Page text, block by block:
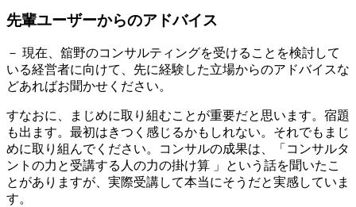
先輩ユーザーからのアドバイス
－ 現在、舘野のコンサルティングを受けることを検討して
いる経営者に向けて、先に経験した立場からのアドバイスな
どあればお聞かせください。
すなおに、まじめに取り組むことが重要だと思います。宿題
も出ます。最初はきつく感じるかもしれない。それでもまじ
めに取り組んでください。コンサルの成果は、「コンサルタ
ントの力と受講する人の力の掛け算 」という話を聞いたこ
とがありますが、実際受講して本当にそうだと実感していま
す。